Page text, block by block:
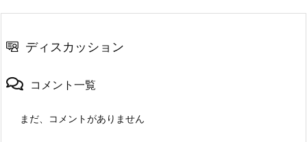
ディスカッション
コメント一覧
まだ、コメントがありません